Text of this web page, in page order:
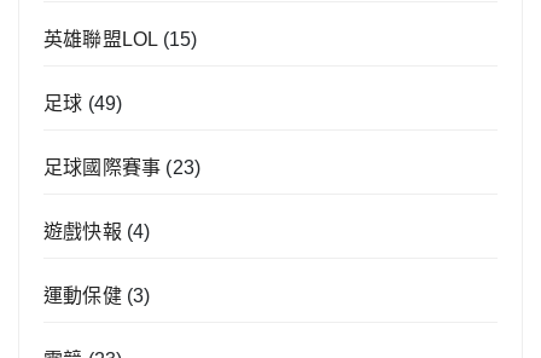
英雄聯盟LOL (15)
足球 (49)
足球國際賽事 (23)
遊戲快報 (4)
運動保健(3)